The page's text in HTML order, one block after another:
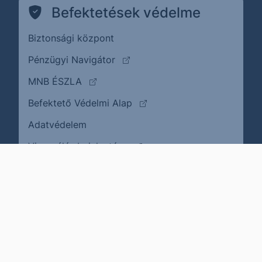
Befektetések védelme
Biztonsági központ
Pénzügyi Navigátor
(külső oldalra ugrik)
MNB ÉSZLA
(külső oldalra ugrik)
Befektető Védelmi Alap
(külső oldalra ugrik)
Adatvédelem
Visszaélés bejelentése(külső oldalra ugrik)